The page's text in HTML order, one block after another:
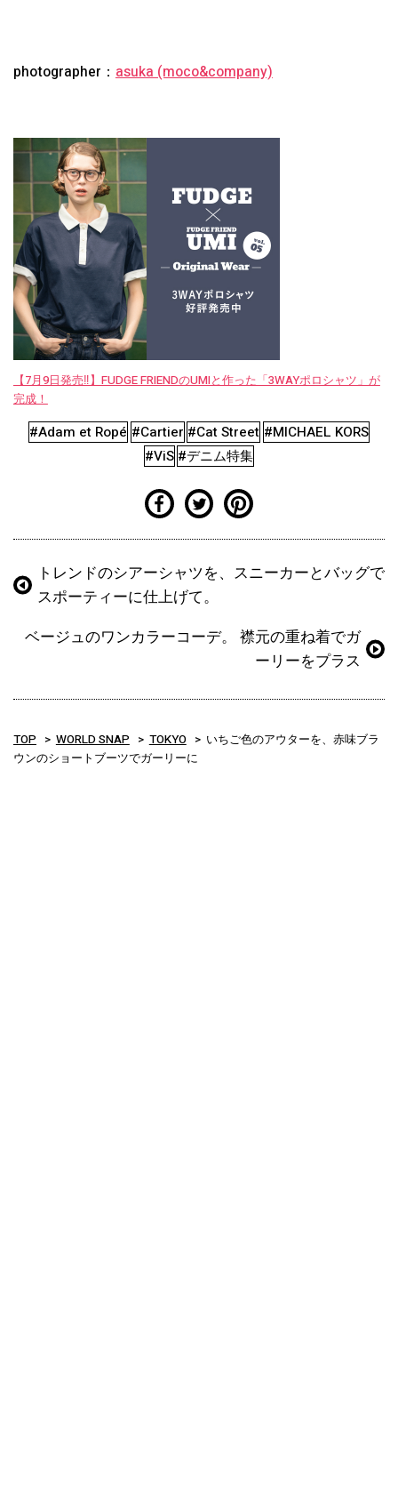
photographer： asuka (moco&company)
【7月9日発売‼︎】FUDGE FRIENDのUMIと作った「3WAYポロシャツ」が
完成！
#Adam et Ropé #Cartier #Cat Street #MICHAEL KORS
#ViS #デニム特集
トレンドのシアーシャツを、スニーカーとバッグで
スポーティーに仕上げて。
ベージュのワンカラーコーデ。 襟元の重ね着でガ
ーリーをプラス
TOP WORLD SNAP TOKYO
いちご色のアウターを、赤味ブラ
ウンのショートブーツでガーリーに